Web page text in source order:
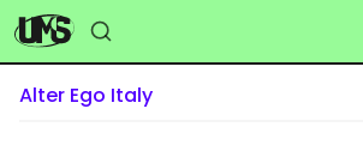
Alter Ego Italy